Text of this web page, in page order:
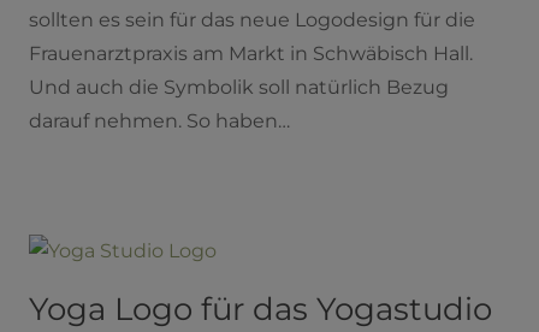
sollten es sein für das neue Logodesign für die
Frauenarztpraxis am Markt in Schwäbisch Hall.
Und auch die Symbolik soll natürlich Bezug
darauf nehmen. So haben…
Yoga Logo für das Yogastudio